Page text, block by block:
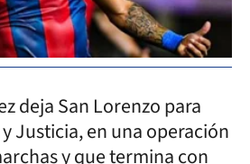
deja San Lorenzo para
Justicia, en una operación
y que termina con